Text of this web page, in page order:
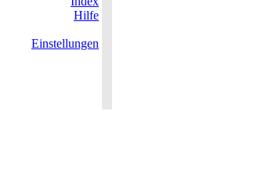
Hilfe
Einstellungen